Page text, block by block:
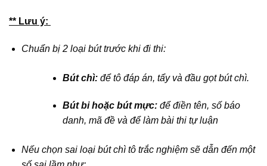
** Lưu ý:
Chuẩn bị 2 loại bút trước khi đi thi:
Bút chì:để tô đáp án, tẩy và đầu gọt bút chì.
Bút bi hoặc bút mực: để điền tên, số báo
danh, mã đề và để làm bài thi tự luận
Nếu chọn sai loại bút chì tô trắc nghiệm sẽ dẫn đến một